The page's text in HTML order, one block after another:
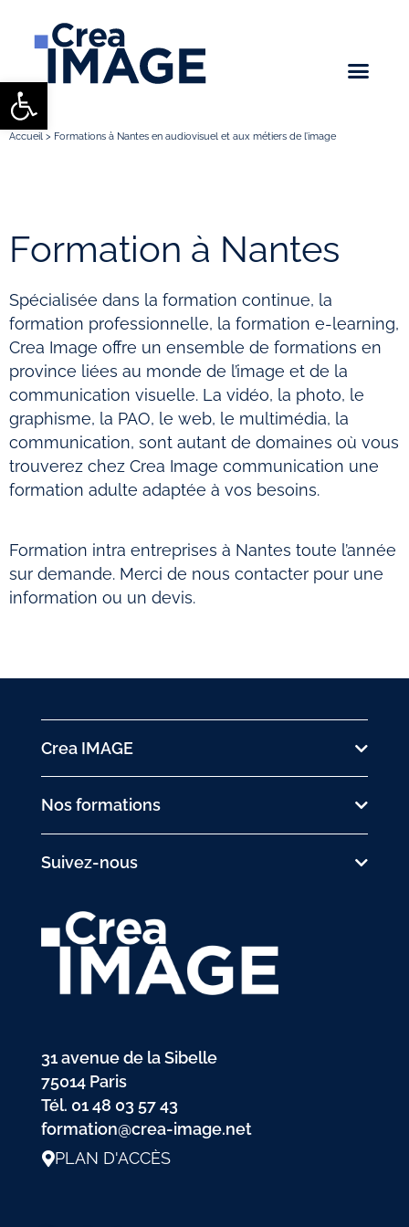
Ouvrir la barre d’outils
Accueil > Formations à Nantes en audiovisuel et aux métiers de l’image
Formation à Nantes
Spécialisée dans la formation continue, la
formation professionnelle, la formation e-learning,
Crea Image offre un ensemble de formations en
province liées au monde de l’image et de la
communication visuelle. La vidéo, la photo, le
graphisme, la PAO, le web, le multimédia, la
communication, sont autant de domaines où vous
trouverez chez Crea Image communication une
formation adulte adaptée à vos besoins.
Formation intra entreprises à Nantes toute l’année
sur demande. Merci de nous contacter pour une
information ou un devis.
Crea IMAGE
Nos formations
Suivez-nous
31 avenue de la Sibelle
75014 Paris
Tél. 01 48 03 57 43
formation@crea-image.net
PLAN D'ACCÈS